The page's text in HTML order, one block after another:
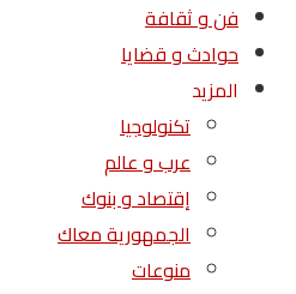
فن و ثقافة
حوادث و قضايا
المزيد
تكنولوجيا
عرب و عالم
إقتصاد و بنوك
الجمهورية معاك
منوعات